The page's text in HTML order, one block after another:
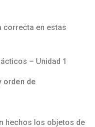
correcta en estas
– Unidad 1
orden de
hechos los objetos de